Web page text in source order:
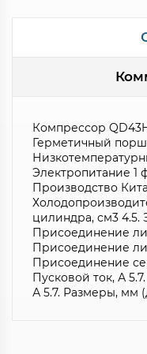
Компрессор
Герметичный
Электропитание 1
Производство
цилиндра, см3 4.5.
Присоединение
Присоединение
Присоединение
Пусковой ток, А
А 5.7. Размеры, мм